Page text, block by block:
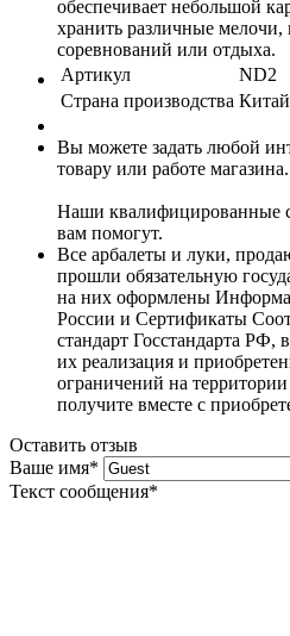
обеспечивает небольшой
хранить различные
соревнований или отдыха.
Артикул
ND2
Страна производства Китай
Вы можете задать любой
товару или работе магазина.
Наши квалифицированные
вам помогут.
Все арбалеты и луки,
прошли обязательную
на них оформлены
России и Сертификаты
стандарт Госстандарта РФ,
их реализация и
ограничений на
получите вместе с
Оставить отзыв
Ваше имя*
Текст сообщения*